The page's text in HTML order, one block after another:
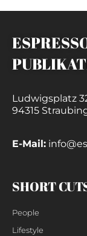
Ludwigsplatz
94315
E-Mail:
SHORT
People
Lifestyle